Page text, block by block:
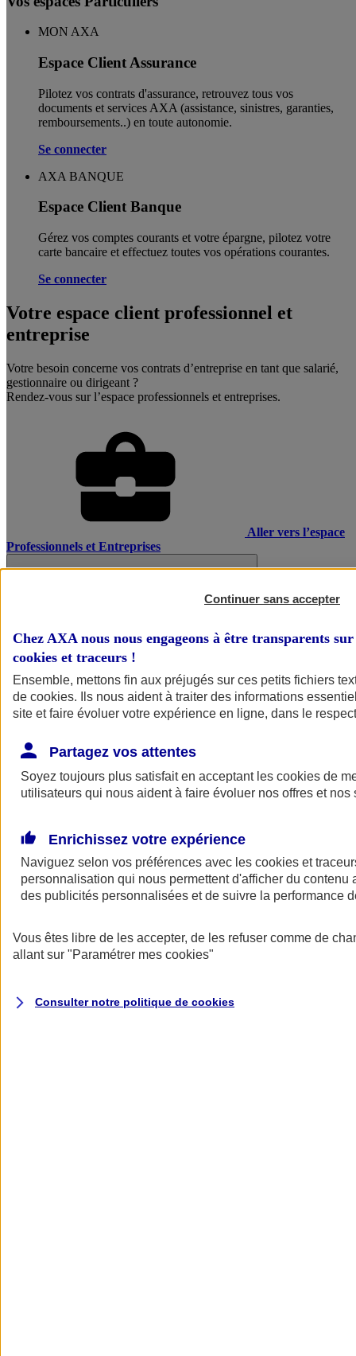
MON AXA
Espace Client Assurance
Pilotez vos contrats d'assurance, retrouvez tous vos
documents et services AXA (assistance, sinistres, garanties,
remboursements..) en toute autonomie. ​
Se connecter
AXA BANQUE
Espace Client Banque
Gérez vos comptes courants et votre épargne, pilotez votre
carte bancaire et effectuez toutes vos opérations courantes.
Se connecter
Votre espace client professionnel et
entreprise
Votre besoin concerne vos contrats d’entreprise en tant que salarié,
gestionnaire ou dirigeant ?
Rendez-vous sur l’espace professionnels et entreprises.
Aller vers l’espace
Professionnels et Entreprises
AXA Assurance
Continuer sans accepter
Chez AXA nous nous engageons à être transparents
cookies et traceurs !
Ensemble, mettons fin aux préjugés sur ces petits fichiers
de cookies. Ils nous aident à traiter des informations
site et faire évoluer votre expérience en ligne, dans le
Partagez vos attentes
Soyez toujours plus satisfait en acceptant les cookies de
utilisateurs qui nous aident à faire évoluer nos offres et nos
Enrichissez votre expérience
Naviguez selon vos préférences avec les cookies et
personnalisation qui nous permettent d'afficher du contenu
des publicités personnalisées et de suivre la performance
Vous êtes libre de les accepter, de les refuser comme de
allant sur "Paramétrer mes cookies"
Consulter notre politique de cookies